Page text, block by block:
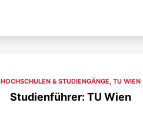
HOCHSCHULEN & STUDIENGÄNGE, TU WIEN
Studienführer: TU Wien